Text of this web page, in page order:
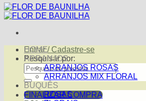
Entrar / Cadastre-se
Pesquisar por:
FINALIZAR COMPRA
HOME
ARRANJOS
ARRANJOS ROSAS
ARRANJOS MIX FLORAL
BUQUÊS
ROSAS